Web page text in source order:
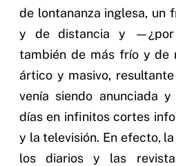
de lontananza inglesa, un
y de distancia y
también de más frío y de
ártico y masivo,
venía siendo anunciada
días en infinitos cortes
y la televisión. En efecto,
los diarios y las